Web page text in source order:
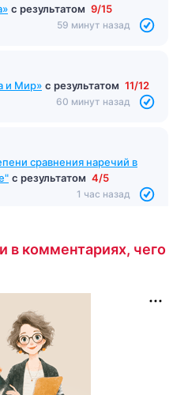
с результатом 9/15
59 минут назад
и Мир» с результатом 11/12
60 минут назад
сравнения наречий в
с результатом 4/5
1 час назад
комментариях, чего